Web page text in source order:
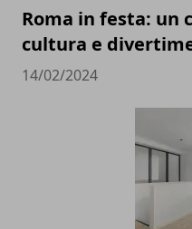
Roma in festa: un
cultura e
14/02/2024